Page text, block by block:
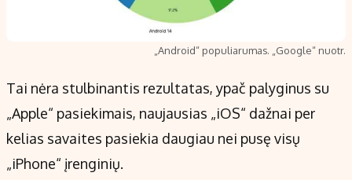
„Android“ populiarumas. „Google“ nuotr.
Tai nėra stulbinantis rezultatas, ypač palyginus su
„Apple“ pasiekimais, naujausias „iOS“ dažnai per
kelias savaites pasiekia daugiau nei pusę visų
„iPhone“ įrenginių.